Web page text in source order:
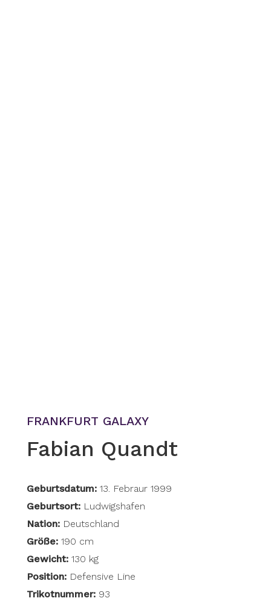
FRANKFURT GALAXY
Fabian Quandt
Geburtsdatum: 13. Febraur 1999
Geburtsort: Ludwigshafen
Nation: Deutschland
Größe:190 cm
Gewicht:130 kg
Position: Defensive Line
Trikotnummer: 93